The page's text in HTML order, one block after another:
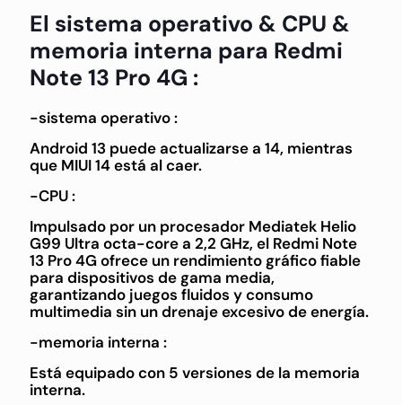
El sistema operativo & CPU &
memoria interna para Redmi
Note 13 Pro 4G :
-sistema operativo :
Android 13 puede actualizarse a 14, mientras
que MIUI 14 está al caer.
-CPU :
Impulsado por un procesador Mediatek Helio
G99 Ultra octa-core a 2,2 GHz, el Redmi Note
13 Pro 4G ofrece un rendimiento gráfico fiable
para dispositivos de gama media,
garantizando juegos fluidos y consumo
multimedia sin un drenaje excesivo de energía.
-memoria interna :
Está equipado con 5 versiones de la memoria
interna.